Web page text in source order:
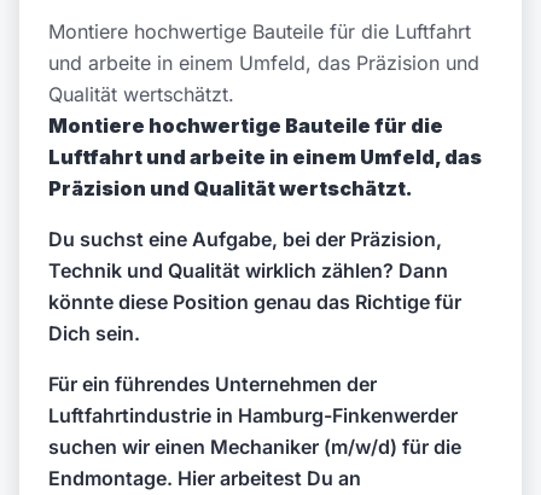
Montiere hochwertige Bauteile für die Luftfahrt
und arbeite in einem Umfeld, das Präzision und
Qualität wertschätzt.
Montiere hochwertige Bauteile für die
Luftfahrt und arbeite in einem Umfeld, das
Präzision und Qualität wertschätzt.
Du suchst eine Aufgabe, bei der Präzision,
Technik und Qualität wirklich zählen? Dann
könnte diese Position genau das Richtige für
Dich sein.
Für ein führendes Unternehmen der
Luftfahrtindustrie in Hamburg-Finkenwerder
suchen wir einen Mechaniker (m/w/d) für die
Endmontage. Hier arbeitest Du an